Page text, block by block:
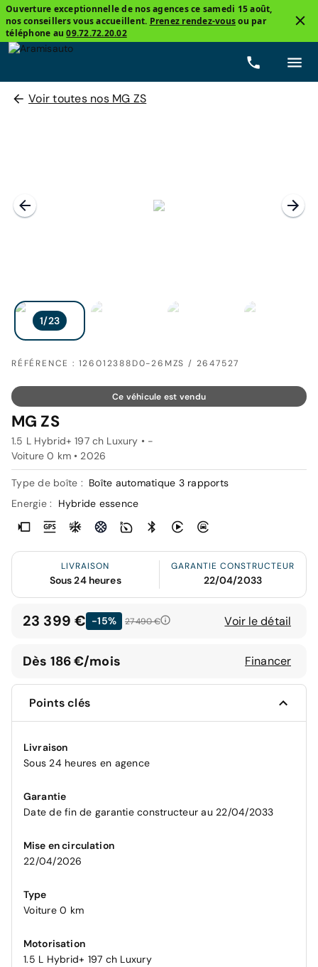
Ouverture exceptionnelle de nos agences ce samedi 15 août,
nos conseillers vous accueillent. Prenez rendez-vousou par
téléphone au09.72.72.20.02
Voir toutes nos MG ZS
RÉFÉRENCE : 126012388D0-26MZS / 2647527
Ce véhicule est vendu
MG ZS
1.5 L Hybrid+ 197 ch Luxury • -
Voiture 0 km • 2026
Type de boîte : Boîte automatique 3 rapports
Energie :
Hybride essence
LIVRAISON
Sous 24 heures
GARANTIE CONSTRUCTEUR
22/04/2033
23 399 € -15% 27 490 € Voir le détail
Dès 186 €/mois Financer
Points clés
Livraison
Sous 24 heures en agence
Garantie
Date de fin de garantie constructeur au 22/04/2033
Mise en circulation
22/04/2026
Type
Voiture 0 km
Motorisation
1.5 L Hybrid+ 197 ch Luxury